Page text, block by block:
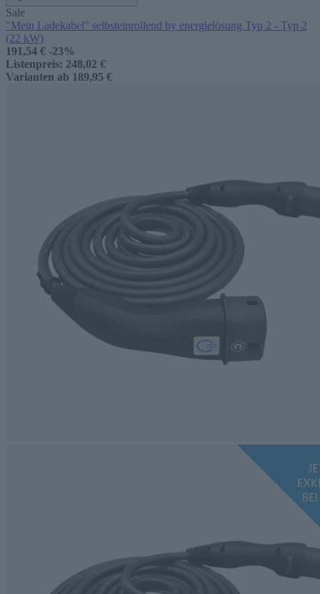
Sale
"Mein Ladekabel" selbsteinrollend by energielösung Typ 2 - Typ 2
(22 kW)
191,54 € -23%
Listenpreis: 248,02 €
Varianten ab 189,95 €